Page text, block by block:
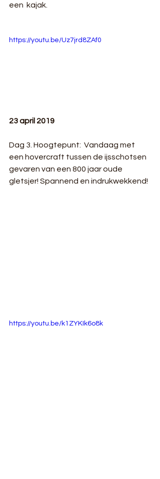
een  kajak.
https://youtu.be/Uz7jrd8ZAf0
23 april 2019
Dag 3. Hoogtepunt:  Vandaag met
een hovercraft tussen de ijsschotsen
gevaren van een 800 jaar oude
gletsjer! Spannend en indrukwekkend!
https://youtu.be/k1ZYKIk6o8k